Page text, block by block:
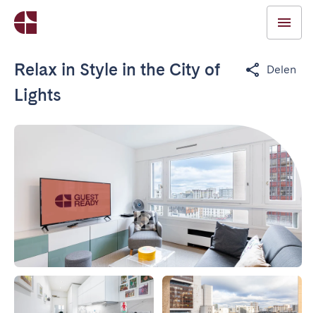
Relax in Style in the City of
Lights
Delen